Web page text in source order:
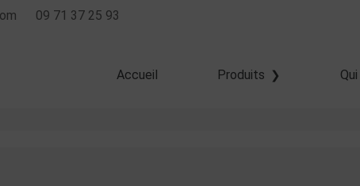
09 71 37 25 93
Accueil Produits